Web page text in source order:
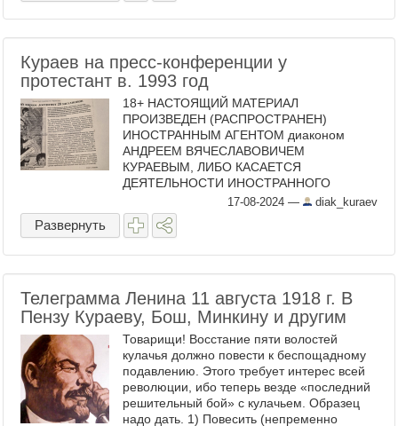
Кураев на пресс-конференции у
протестант в. 1993 год
18+ НАСТОЯЩИЙ МАТЕРИАЛ
ПРОИЗВЕДЕН (РАСПРОСТРАНЕН)
ИНОСТРАННЫМ АГЕНТОМ диаконом
АНДРЕЕМ ВЯЧЕСЛАВОВИЧЕМ
КУРАЕВЫМ, ЛИБО КАСАЕТСЯ
ДЕЯТЕЛЬНОСТИ ИНОСТРАННОГО
АГЕНТА КУРАЕВА АНДРЕЯ
ВЯЧЕСЛАВОВИЧА В своём архиве
обнаружил этот листок с сообщением
17-08-2024 — diak_kuraev
Развернуть
Телеграмма Ленина 11 августа 1918 г. В​
Пензу Кураеву, Бош, Минкину и​ другим
Товарищи! Восстание пяти волостей
кулачья должно повести к​ беспощадному
подавлению. Этого требует интерес всей
революции, ибо теперь везде «последний
решительный бой» с​ кулачьем. Образец
надо дать. 1)​ Повесить (непременно